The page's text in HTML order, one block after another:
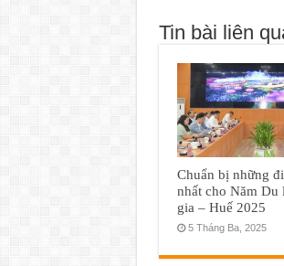
Tin bài liên
Chuẩn bị những
nhất cho Năm Du
gia – Huế 2025
5 Tháng Ba, 2025